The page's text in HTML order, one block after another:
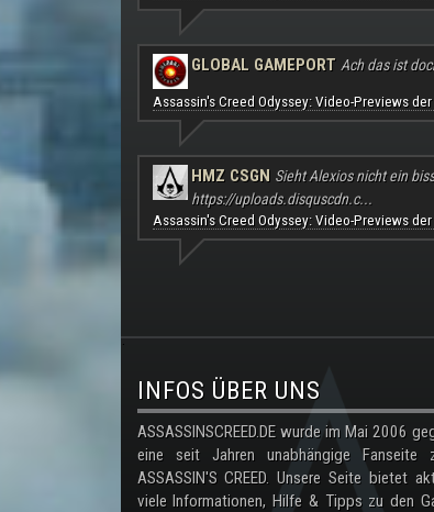
GLOBAL GAMEPORT Ach das ist
Assassin's Creed Odyssey: Video-Previews
HMZ CSGN Sieht Alexios nicht ein
https://uploads.disquscdn.c...
Assassin's Creed Odyssey: Video-Previews
.
INFOS ÜBER UNS
ASSASSINSCREED.DE wurde im Mai 2006
eine seit Jahren unabhängige Fanseite
ASSASSIN'S CREED. Unsere Seite bietet
viele Informationen, Hilfe & Tipps zu den